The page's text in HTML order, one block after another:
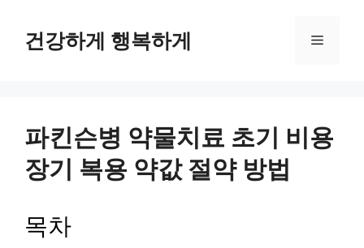
건강하게 행복하게 메
파킨슨병 약물치료 초기 비용
장기 복용 약값 절약 방법
목차